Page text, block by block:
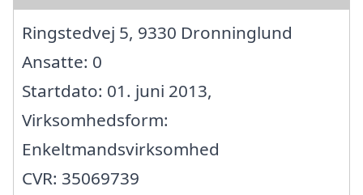
Ringstedvej 5, 9330 Dronninglund
Ansatte: 0
Startdato: 01. juni 2013,
Virksomhedsform:
Enkeltmandsvirksomhed
CVR: 35069739